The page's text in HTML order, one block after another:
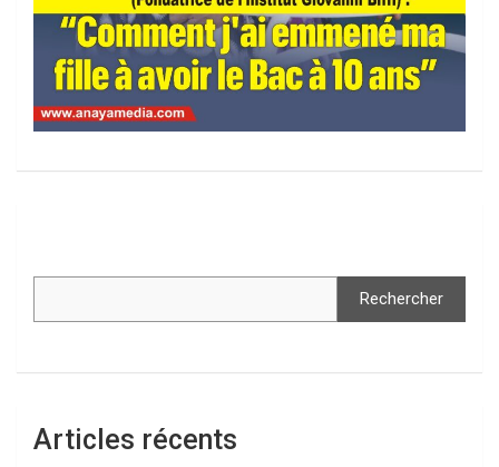
Rechercher
Articles récents